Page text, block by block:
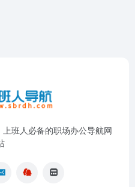
上班人必备的职场办公导航网